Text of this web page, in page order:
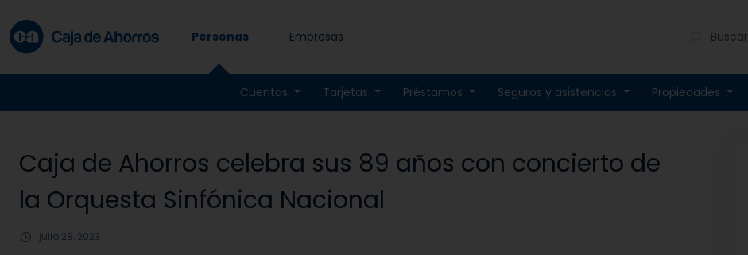
Personas
Cuentas Tarjetas Préstamos Seguros y asistencias Propiedades
Empresas Buscar
Caja de Ahorros celebra sus 89 años con concierto de
la Orquesta Sinfónica Nacional
julio 28, 2023